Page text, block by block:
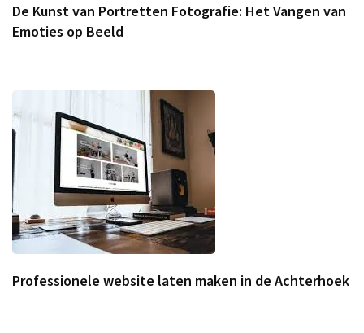
De Kunst van Portretten Fotografie: Het Vangen van
Emoties op Beeld
Professionele website laten maken in de Achterhoek